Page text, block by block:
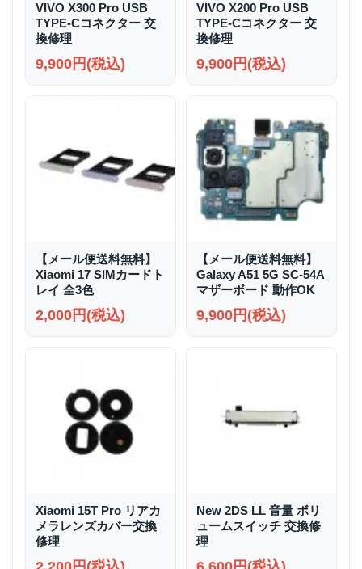
VIVO X300 Pro USB
TYPE-Cコネクター 交
換修理
9,900円(税込)
VIVO X200 Pro USB
TYPE-Cコネクター 交
換修理
9,900円(税込)
【メール便送料無料】
Xiaomi 17 SIMカードト
レイ 全3色
2,000円(税込)
【メール便送料無料】
Galaxy A51 5G SC-54A
マザーボード 動作OK
9,900円(税込)
Xiaomi 15T Pro リアカ
メラレンズカバー交換
修理
New 2DS LL 音量 ボリ
ュームスイッチ 交換修
理